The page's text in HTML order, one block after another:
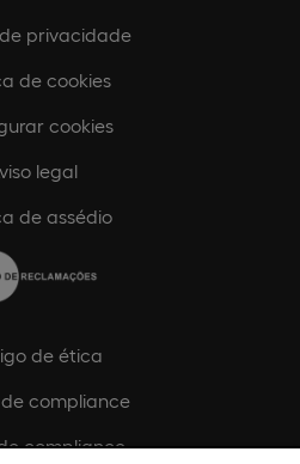
privacidade
de cookies
cookies
legal
de assédio
de ética
compliance
compliance